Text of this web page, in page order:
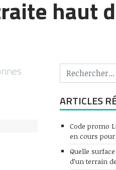
haut
ARTICLES
Code promo
en cours
Quelle
d’un terrain